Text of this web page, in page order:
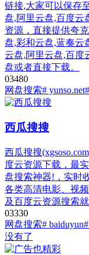
链接,大家可以保存
盘,阿里云盘,百度云
资源，直接提供夸
盘,彩和云盘,蓝奏云
云盘,阿里云盘,百度
盘或者直接下载。
03480
网盘搜索# yunso.net
西瓜搜搜
西瓜搜搜
度云资源下载，最
盘搜索神器!，实时
各类高清电影、视
及百度云资源搜索
03330
网盘搜索# baiduyun
没有了